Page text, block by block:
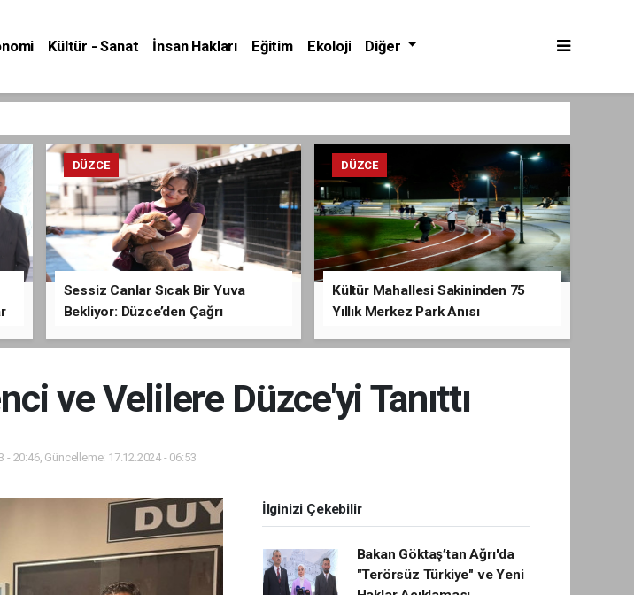
Kültür - Sanat İnsan Hakları Eğitim Ekoloji Diğer
DÜZCE
Sessiz Canlar Sıcak Bir Yuva
Bekliyor: Düzce’den Çağrı
DÜZCE
Kültür Mahallesi Sakininden 75
Yıllık Merkez Park Anısı
ve Velilere Düzce'yi Tanıttı
- 20:46, Güncelleme: 17.12.2024 - 06:53
İlginizi Çekebilir
Bakan Göktaş’tan Ağrı'da
"Terörsüz Türkiye" ve Yeni